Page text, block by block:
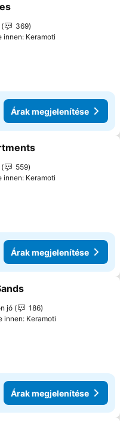
a kedvencekhez
369
innen: Keramoti
Árak megjelenítése
a kedvencekhez
559
innen: Keramoti
Árak megjelenítése
a kedvencekhez
jó
186
innen: Keramoti
Árak megjelenítése